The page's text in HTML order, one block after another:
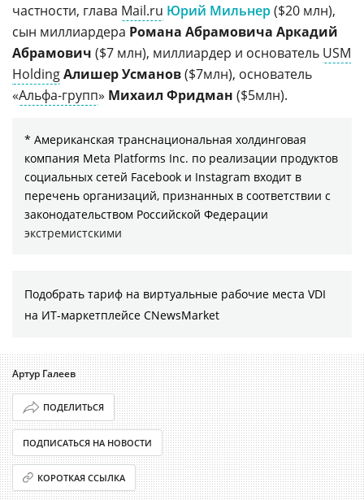
частности, глава Mail.ru Юрий Мильнер($20 млн),
сын миллиардера Романа Абрамовича Аркадий
Абрамович ($7 млн), миллиардер и основатель USM
HoldingАлишер Усманов($7млн), основатель
«Альфа-групп» Михаил Фридман ($5млн).
* Американская транснациональная холдинговая
компания Meta Platforms Inc. по реализации продуктов
социальных сетей Facebook и Instagram входит в
перечень организаций, признанных в соответствии с
законодательством Российской Федерации
экстремистскими
Подобрать тариф на виртуальные рабочие места VDI
на ИТ-маркетплейсе CNewsMarket
Артур Галеев
ПОДЕЛИТЬСЯ
ПОДПИСАТЬСЯ НА НОВОСТИ
КОРОТКАЯ ССЫЛКА